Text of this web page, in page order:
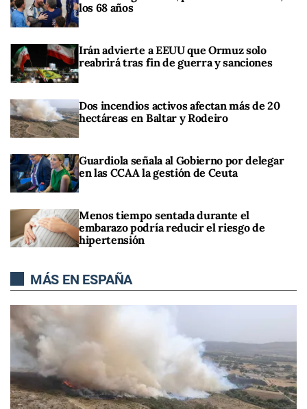
los 68 años
Irán advierte a EEUU que Ormuz solo
reabrirá tras fin de guerra y sanciones
Dos incendios activos afectan más de 20
hectáreas en Baltar y Rodeiro
Guardiola señala al Gobierno por delegar
en las CCAA la gestión de Ceuta
Menos tiempo sentada durante el
embarazo podría reducir el riesgo de
hipertensión
MÁS EN ESPAÑA